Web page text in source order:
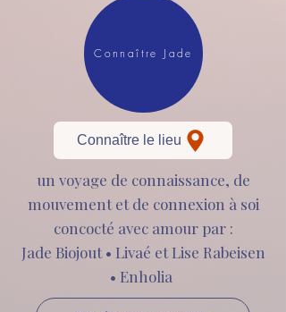
Connaître Jade
Connaître le lieu
un voyage de connaissance, de
mouvement et de connexion à soi
concocté avec amour par :
Jade Biojout • Livaé et Lise Rabeisen
• Enholia